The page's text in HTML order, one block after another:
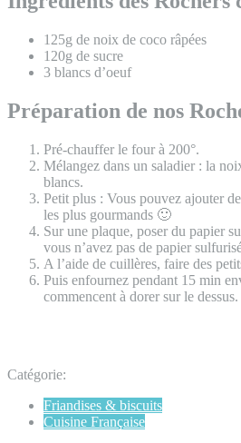
125g de noix de coco râpées
120g de sucre
3 blancs d’oeuf
Préparation de nos
Pré-chauffer le four à 200°.
Mélangez dans un saladier : la
blancs.
Petit plus : Vous pouvez ajouter
les plus gourmands 🙂
Sur une plaque, poser du papier
vous n’avez pas de papier
A l’aide de cuillères, faire des
Puis enfournez pendant 15 min
commencent à dorer sur le dessus.
Catégorie:
Friandises & biscuits
Cuisine Française